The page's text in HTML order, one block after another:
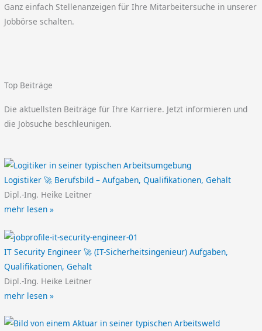
Ganz einfach Stellenanzeigen für Ihre Mitarbeitersuche in unserer
Jobbörse schalten.
Top Beiträge
Die aktuellsten Beiträge für Ihre Karriere. Jetzt informieren und
die Jobsuche beschleunigen.
Logistiker 🚀 Berufsbild – Aufgaben, Qualifikationen, Gehalt
Dipl.-Ing. Heike Leitner
mehr lesen »
IT Security Engineer 🚀 (IT-Sicherheitsingenieur) Aufgaben,
Qualifikationen, Gehalt
Dipl.-Ing. Heike Leitner
mehr lesen »